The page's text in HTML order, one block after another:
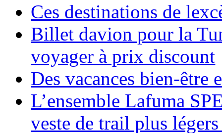
Ces destinations de
Billet davion pour la
voyager à prix discount
Des vacances bien-être
L’ensemble Lafuma
veste de trail plus